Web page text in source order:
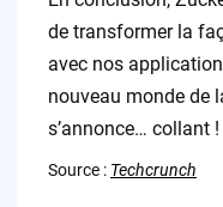
de transformer la
avec nos
nouveau monde de
s’annonce… collant !
Source : Techcrunch